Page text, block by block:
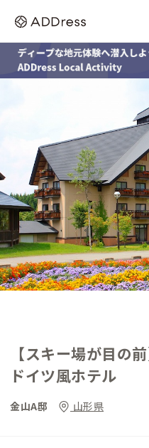
【スキー場が目の
ドイツ風ホテル
金山A邸 山形県